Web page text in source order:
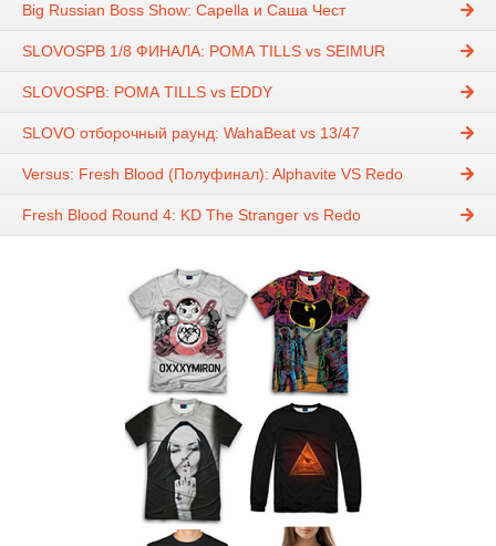
Big Russian Boss Show: Capella и Саша Чест
SLOVOSPB 1/8 ФИНАЛА: РОМА TILLS vs SEIMUR
SLOVOSPB: РОМА TILLS vs EDDY
SLOVO отборочный раунд: WahaBeat vs 13/47
Versus: Fresh Blood (Полуфинал): Alphavite VS Redo
Fresh Blood Round 4: KD The Stranger vs Redo